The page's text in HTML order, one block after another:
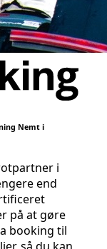
Nemt i
i
end
på at gøre
booking til